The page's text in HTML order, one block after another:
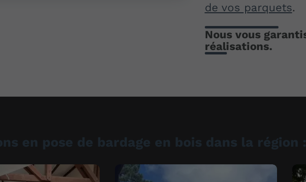
de vos parquets.
Nous vous
réalisations.
en pose de bardage en bois dans la région :